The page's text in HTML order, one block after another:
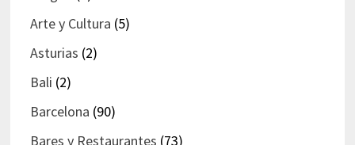
Arte y Cultura (5)
Asturias (2)
Bali (2)
Barcelona (90)
Bares y Restaurantes (73)